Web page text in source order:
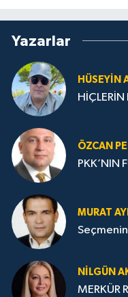
Yazarlar
HÜSEYIN
HİÇLERİN
ÖZCAN
PKK’NIN
MURAT
NILGÜN
MERKÜR